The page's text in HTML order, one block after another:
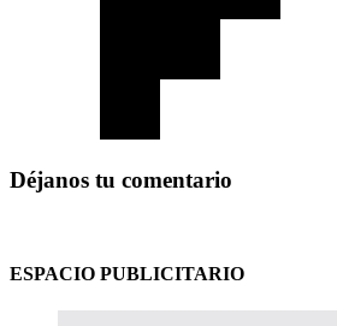
Déjanos tu comentario
ESPACIO PUBLICITARIO